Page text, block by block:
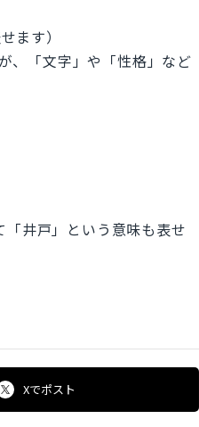
ます）
、「文字」や「性格」など
井戸」という意味も表せ
Xでポスト